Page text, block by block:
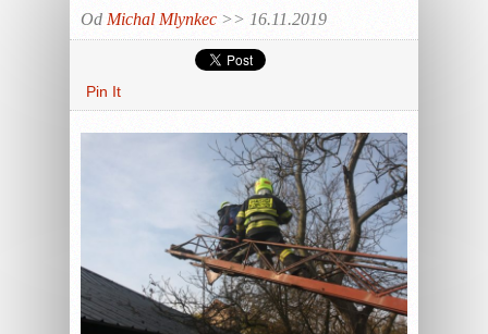
Od Michal Mlynkec >> 16.11.2019
Pin It